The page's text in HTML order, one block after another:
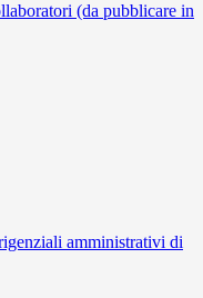
(da pubblicare in
amministrativi di